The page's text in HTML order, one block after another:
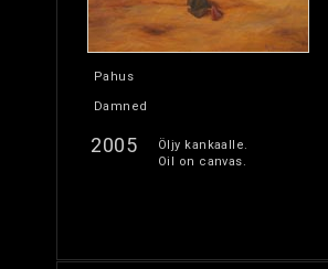
Pahus
Damned
2005
Öljy kankaalle.
Oil on canvas.